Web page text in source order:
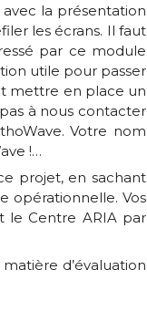
la présentation
les écrans. Il faut
par ce module
utile pour passer
mettre en place un
à nous contacter
Votre nom
!…
projet, en sachant
opérationnelle. Vos
le Centre ARIA par
d’évaluation